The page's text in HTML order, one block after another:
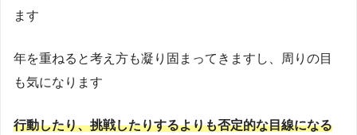
ます
年を重ねると考え方も凝り固まってきますし、周りの目
も気になります
行動したり、挑戦したりするよりも否定的な目線になる